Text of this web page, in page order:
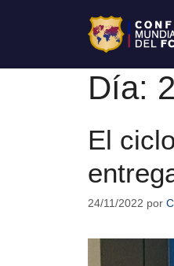
Día:
El
24/11/2022 por